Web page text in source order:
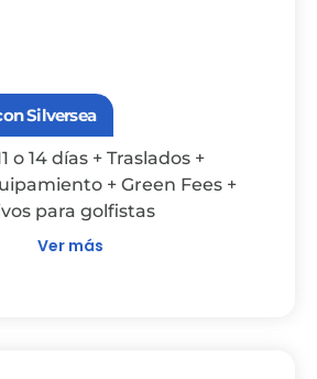
Silversea
+ Traslados +
+ Green Fees +
para golfistas
Ver más